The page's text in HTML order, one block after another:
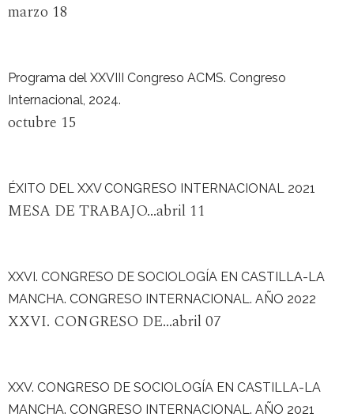
marzo 18
Programa del XXVIII Congreso ACMS. Congreso
Internacional, 2024.
octubre 15
ÉXITO DEL XXV CONGRESO INTERNACIONAL 2021
MESA DE TRABAJO...abril 11
XXVI. CONGRESO DE SOCIOLOGÍA EN CASTILLA-LA
MANCHA. CONGRESO INTERNACIONAL. AÑO 2022
XXVI. CONGRESO DE...abril 07
XXV. CONGRESO DE SOCIOLOGÍA EN CASTILLA-LA
MANCHA. CONGRESO INTERNACIONAL. AÑO 2021